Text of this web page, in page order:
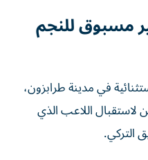
مسبوق للنجم
في مدينة طرابزون،
اللاعب الذي